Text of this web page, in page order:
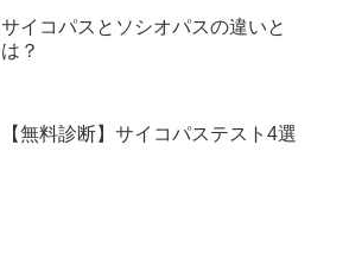
サイコパスとソシオパスの違いと
は？
【無料診断】サイコパステスト4選